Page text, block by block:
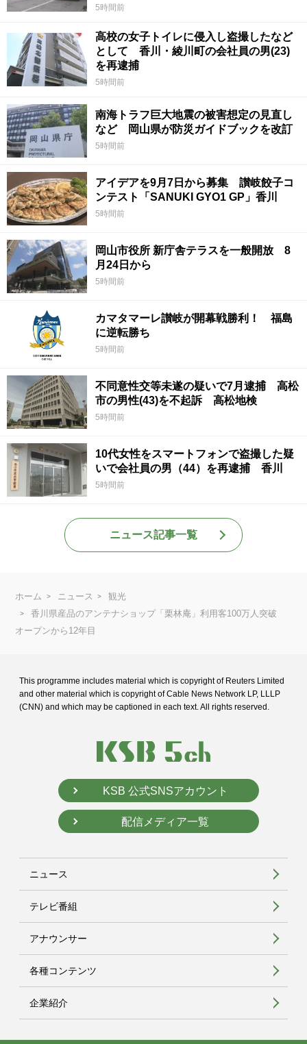
5時間前
高校の女子トイレに侵入し盗撮したなど
として 香川・綾川町の会社員の男(23)
を再逮捕
5時間前
南海トラフ巨大地震の被害想定の見直し
など 岡山県が防災ガイドブックを改訂
5時間前
アイデアを9月7日から募集 讃岐餃子コ
ンテスト「SANUKI GYO1 GP」香川
5時間前
岡山市役所 新庁舎テラスを一般開放 8
月24日から
5時間前
カマタマーレ讃岐が開幕戦勝利！ 福島
に逆転勝ち
5時間前
不同意性交等未遂の疑いで7月逮捕 高松
市の男性(43)を不起訴 高松地検
5時間前
10代女性をスマートフォンで盗撮した疑
いで会社員の男（44）を再逮捕 香川
5時間前
ニュース記事一覧
ホーム ニュース
観光
香川県産品のアンテナショップ「栗林庵」利用客100万人突破
オープンから12年目
This programme includes material which is copyright of Reuters Limited
and other material which is copyright of Cable News Network LP, LLLP
(CNN) and which may be captioned in each text. All rights reserved.
KSB 公式SNSアカウント
配信メディア一覧
ニュース
テレビ番組
アナウンサー
各種コンテンツ
企業紹介